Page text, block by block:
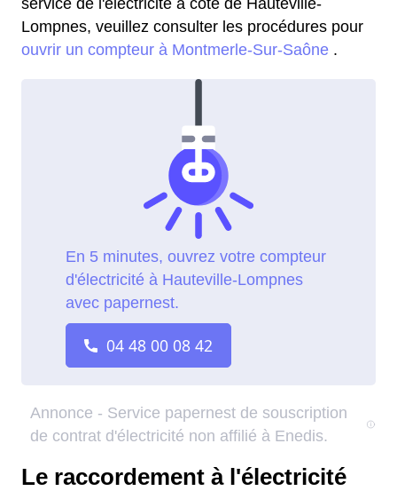
service de l'électricité à côté de Hauteville-
Lompnes, veuillez consulter les procédures pour
ouvrir un compteur à Montmerle-Sur-Saône .
Le raccordement à l'électricité